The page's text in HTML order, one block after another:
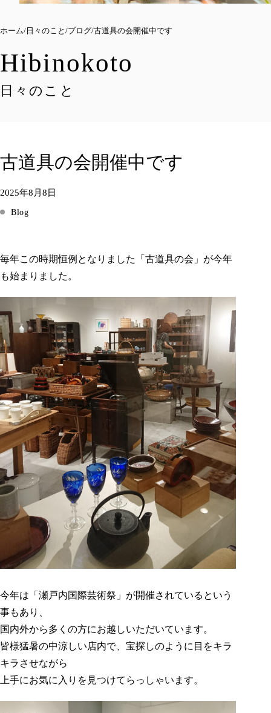
ホーム 日々のこと ブログ 古道具の会開催中です
Hibinokoto
日々のこと
古道具の会開催中です
2025年8月8日
Blog
毎年この時期恒例となりました「古道具の会」が今年
も始まりました。
今年は「瀬戸内国際芸術祭」が開催されているという
事もあり、
国内外から多くの方にお越しいただいています。
皆様猛暑の中涼しい店内で、宝探しのように目をキラ
キラさせながら
上手にお気に入りを見つけてらっしゃいます。